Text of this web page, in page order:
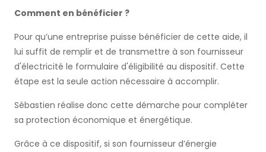
Comment en bénéficier ?
Pour qu’une entreprise puisse bénéficier de cette aide, il
lui suffit de remplir et de transmettre à son fournisseur
d'électricité le formulaire d'éligibilité au dispositif. Cette
étape est la seule action nécessaire à accomplir.
Sébastien réalise donc cette démarche pour compléter
sa protection économique et énergétique.
Grâce à ce dispositif, si son fournisseur d’énergie